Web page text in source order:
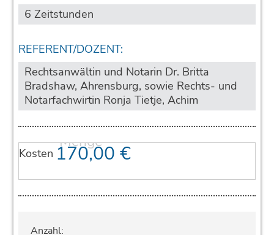
6 Zeitstunden
REFERENT/DOZENT:
Rechtsanwältin und Notarin Dr. Britta
Bradshaw, Ahrensburg, sowie Rechts- und
Notarfachwirtin Ronja Tietje, Achim
Kosten 170,00€
Anzahl: